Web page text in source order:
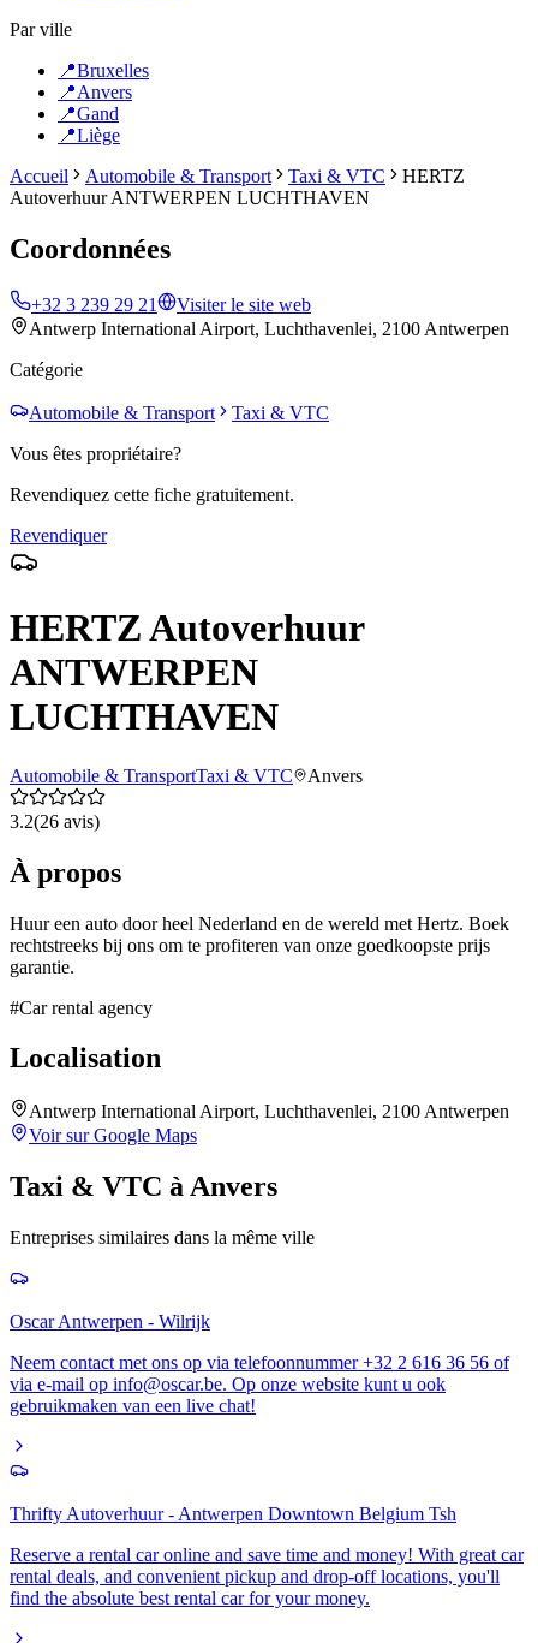
Par ville
📍Bruxelles
📍Anvers
📍Gand
📍Liège
Accueil
Automobile & Transport Taxi & VTC
HERTZ
Autoverhuur ANTWERPEN LUCHTHAVEN
Coordonnées
+32 3 239 29 21
Visiter le site web
Antwerp International Airport, Luchthavenlei, 2100 Antwerpen
Catégorie
Automobile & Transport
Taxi & VTC
Vous êtes propriétaire?
Revendiquez cette fiche gratuitement.
Revendiquer
HERTZ Autoverhuur
ANTWERPEN
LUCHTHAVEN
Automobile & TransportTaxi & VTC Anvers
3.2(26 avis)
À propos
Huur een auto door heel Nederland en de wereld met Hertz. Boek
rechtstreeks bij ons om te profiteren van onze goedkoopste prijs
garantie.
#Car rental agency
Localisation
Antwerp International Airport, Luchthavenlei, 2100 Antwerpen
Voir sur Google Maps
Taxi & VTC àAnvers
Entreprises similaires dans la même ville
Oscar Antwerpen - Wilrijk
Neem contact met ons op via telefoonnummer +32 2 616 36 56 of
via e-mail op info@oscar.be. Op onze website kunt u ook
gebruikmaken van een live chat!
Thrifty Autoverhuur - Antwerpen Downtown Belgium Tsh
Reserve a rental car online and save time and money! With great car
rental deals, and convenient pickup and drop-off locations, you'll
find the absolute best rental car for your money.